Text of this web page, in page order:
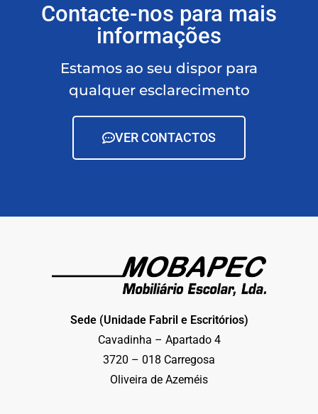
Contacte-nos para mais
informações
Estamos ao seu dispor para
qualquer esclarecimento
VER CONTACTOS
Sede (Unidade Fabril e Escritórios)
Cavadinha – Apartado 4
3720 – 018 Carregosa
Oliveira de Azeméis